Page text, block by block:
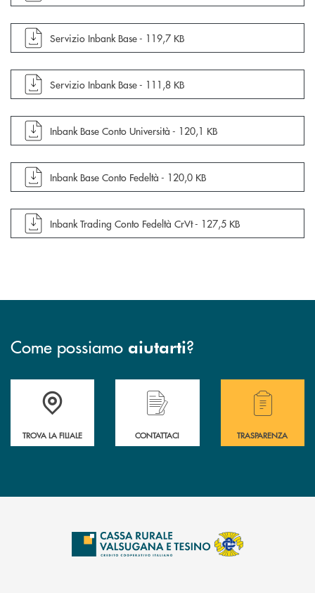
apre documento in una nuova finestra
Servizio Inbank Base - 119,7 KB
apre documento in una nuova finestra
Servizio Inbank Base - 111,8 KB
apre documento in una nuova finestra
Inbank Base Conto Università - 120,1 KB
apre documento in una nuova finestra
Inbank Base Conto Fedeltà - 120,0 KB
apre documento in una nuova finestra
Inbank Trading Conto Fedeltà CrVt - 127,5 KB
Come possiamo aiutarti?
Accedi all' elenco completo delle filiali .
TROVA LA FILIALE
Hai bisogno di assistenza immediata?
CONTATTACI
Hai bisogno di
TRASPARENZA